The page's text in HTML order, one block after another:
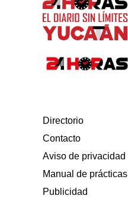
Directorio
Contacto
Aviso de privacidad
Manual de prácticas
Publicidad